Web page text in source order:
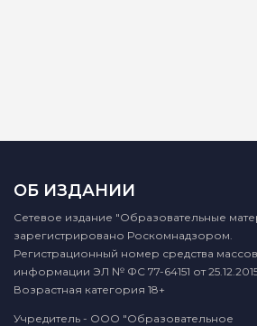
ОБ ИЗДАНИИ
Сетевое издание "Образовательные
зарегистрировано Роскомнадзором.
Регистрационный номер средства
информации ЭЛ № ФС 77-64151 от
Возрастная категория 18+
Учредитель - ООО "Образовательное